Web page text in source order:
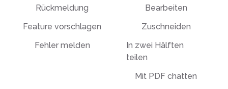
Rückmeldung
Feature vorschlagen
Fehler melden
Bearbeiten
Zuschneiden
In zwei Hälften
teilen
Mit PDF chatten